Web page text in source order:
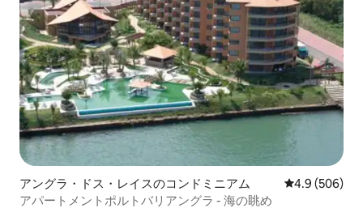
アングラ・ドス・レイスのコンドミニアム レビュー506
4.9 (506)
アパートメントポルトバリアングラ - 海の眺め